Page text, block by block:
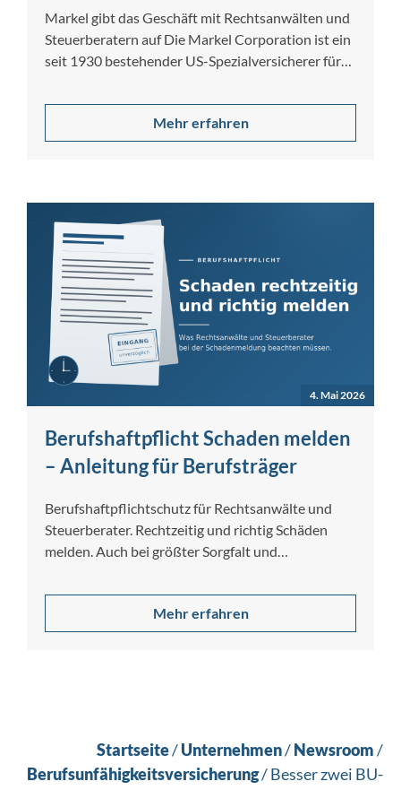
Markel gibt das Geschäft mit Rechtsanwälten und
Steuerberatern auf Die Markel Corporation ist ein
seit 1930 bestehender US-Spezialversicherer für
Mehr erfahren
4. Mai 2026
Berufshaftpflicht Schaden melden
– Anleitung für Berufsträger
Berufshaftpflichtschutz für Rechtsanwälte und
Steuerberater. Rechtzeitig und richtig Schäden
melden. Auch bei größter Sorgfalt und
[…]
Mehr erfahren
Startseite/Unternehmen/Newsroom/
Berufsunfähigkeitsversicherung/Besser zwei BU-